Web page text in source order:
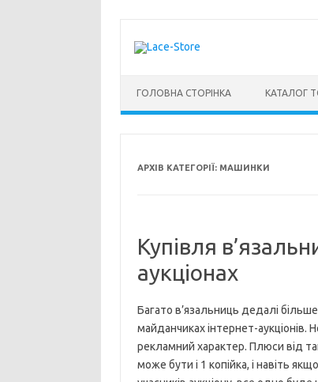
ГОЛОВНА СТОРІНКА КАТАЛОГ
АРХІВ КАТЕГОРІЇ: МАШИНКИ
Купівля
аукціонах
Багато в’язальниць дедалі
майданчиках інтернет-аукціонів.
рекламний характер. Плюси від
може бути і 1 копійка, і навіть